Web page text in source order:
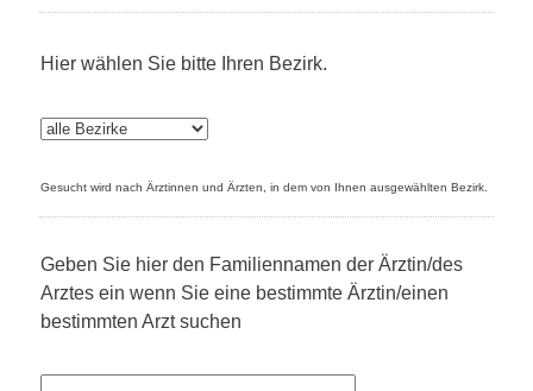
Hier wählen Sie bitte Ihren Bezirk.
Gesucht wird nach Ärztinnen und Ärzten, in dem von Ihnen ausgewählten Bezirk.
Geben Sie hier den Familiennamen der Ärztin/des
Arztes ein wenn Sie eine bestimmte Ärztin/einen
bestimmten Arzt suchen